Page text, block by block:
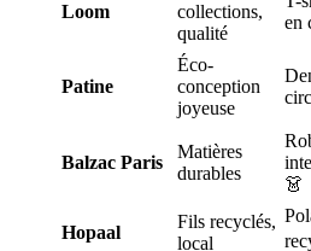
Loom
collections,
qualité
en
Patine
Éco-
conception
joyeuse
Balzac Paris
Matières
durables
👗
Hopaal
Fils recyclés,
local